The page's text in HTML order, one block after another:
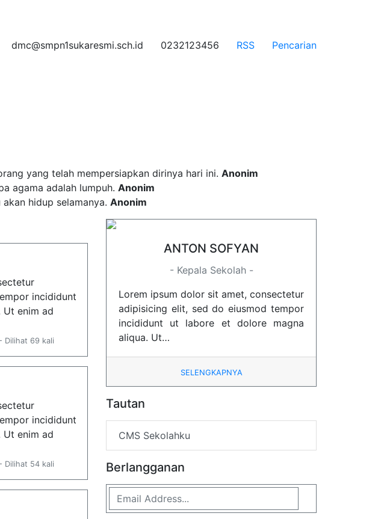
dmc@smpn1sukaresmi.sch.id 0232123456 RSS Pencarian
yang telah mempersiapkan dirinya hari ini. Anonim
agama adalah lumpuh. Anonim
hidup selamanya. Anonim
incididunt
Ut enim ad
Dilihat 69 kali
incididunt
Ut enim ad
Dilihat 54 kali
ANTON SOFYAN
- Kepala Sekolah -
Lorem ipsum dolor sit amet, consectetur
adipisicing elit, sed do eiusmod tempor
incididunt ut labore et dolore magna
aliqua. Ut…
SELENGKAPNYA
Tautan
CMS Sekolahku
Berlangganan